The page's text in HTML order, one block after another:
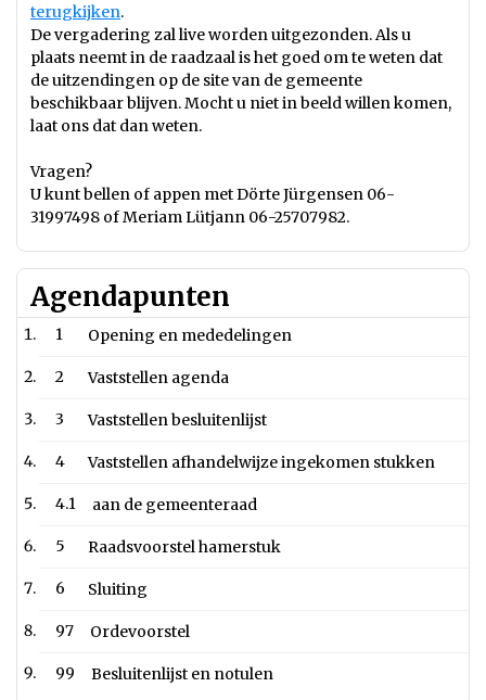
terugkijken.
De vergadering zal live worden uitgezonden. Als u
plaats neemt in de raadzaal is het goed om te weten dat
de uitzendingen op de site van de gemeente
beschikbaar blijven. Mocht u niet in beeld willen komen,
laat ons dat dan weten.
Vragen?
U kunt bellen of appen met Dörte Jürgensen 06-
31997498 of Meriam Lütjann 06-25707982.
Agendapunten
1 Opening en mededelingen
2 Vaststellen agenda
3 Vaststellen besluitenlijst
4 Vaststellen afhandelwijze ingekomen stukken
4.1 aan de gemeenteraad
5 Raadsvoorstel hamerstuk
6 Sluiting
97 Ordevoorstel
99 Besluitenlijst en notulen